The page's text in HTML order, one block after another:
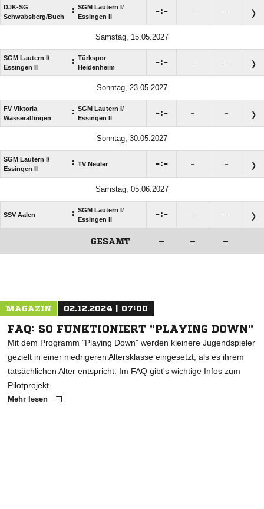
DJK-SG
Schwabsberg/​Buch
: SGM Lautern I/​
Essingen II
: – –
Samstag, 15.05.2027
SGM Lautern I/​
Essingen II
: Türkspor
Heidenheim
: – –
Sonntag, 23.05.2027
FV Viktoria
Wasseralfingen
: SGM Lautern I/​
Essingen II
: – –
Sonntag, 30.05.2027
SGM Lautern I/​
Essingen II
: TV Neuler : – –
Samstag, 05.06.2027
SSV Aalen : SGM Lautern I/​
Essingen II
: – –
GESAMT – – –
MAGAZIN 02.12.2024 | 07:00
FAQ: SO FUNKTIONIERT "PLAYING DOWN"
Mit dem Programm "Playing Down" werden kleinere Jugendspieler
gezielt in einer niedrigeren Altersklasse eingesetzt, als es ihrem
tatsächlichen Alter entspricht. Im FAQ gibt's wichtige Infos zum
Pilotprojekt.
Mehr lesen